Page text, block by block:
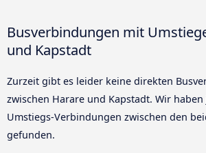
Busverbindungen mit
und Kapstadt
Zurzeit gibt es leider keine direkten
zwischen Harare und Kapstadt. Wir
Umstiegs-Verbindungen zwischen den
gefunden.